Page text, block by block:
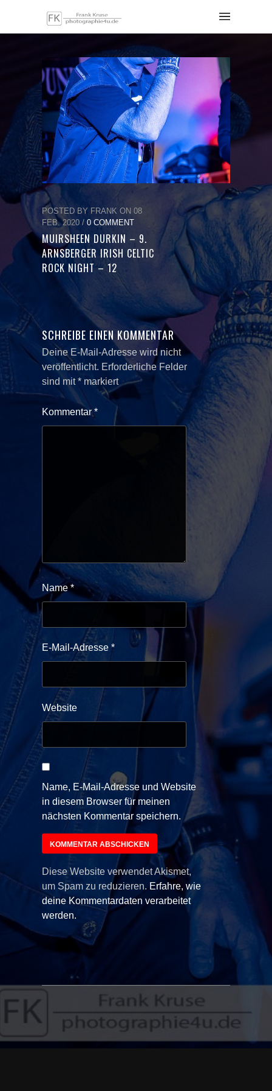
POSTED BY FRANK ON 08
FEB. 2020 / 0 COMMENT
MUIRSHEEN DURKIN – 9.
ARNSBERGER IRISH CELTIC
ROCK NIGHT – 12
SCHREIBE EINEN KOMMENTAR
Deine E-Mail-Adresse wird nicht
veröffentlicht. Erforderliche Felder
sind mit* markiert
Kommentar*
Name *
E-Mail-Adresse *
Website
Name, E-Mail-Adresse und Website
in diesem Browser für meinen
nächsten Kommentar speichern.
Diese Website verwendet Akismet,
um Spam zu reduzieren. Erfahre, wie
deine Kommentardaten verarbeitet
werden.